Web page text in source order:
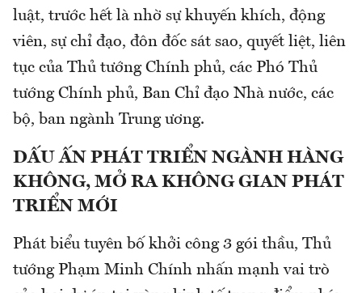
luật, trước hết là nhờ sự khuyến khích, động
viên, sự chỉ đạo, đôn đốc sát sao, quyết liệt, liên
tục của Thủ tướng Chính phủ, các Phó Thủ
tướng Chính phủ, Ban Chỉ đạo Nhà nước, các
bộ, ban ngành Trung ương.
DẤU ẤN PHÁT TRIỂN NGÀNH HÀNG
KHÔNG, MỞ RA KHÔNG GIAN PHÁT
TRIỂN MỚI
Phát biểu tuyên bố khởi công 3 gói thầu, Thủ
tướng Phạm Minh Chính nhấn mạnh vai trò